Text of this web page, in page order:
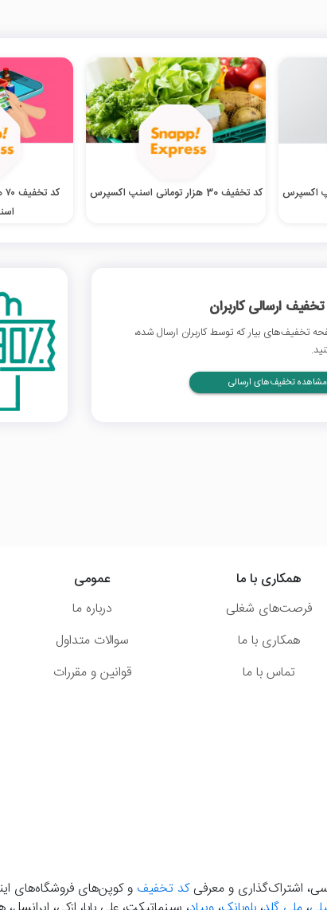
کد تخفیف 30 هزار تومانی اسنپ اکسپرس
ارسالی کاربران
تخفیف‌های بیار که توسط کاربران ارسال شده،
مشاهده تخفیف‌های ارسالی
همکاری با ما
فرصت‌های شغلی
همکاری با ما
تماس با ما
عمومی
درباره ما
سوالات متداول
قوانین و مقررات
اشتراک‌گذاری و معرفیکد تخفیفو کوپن‌های فروشگاه‌های